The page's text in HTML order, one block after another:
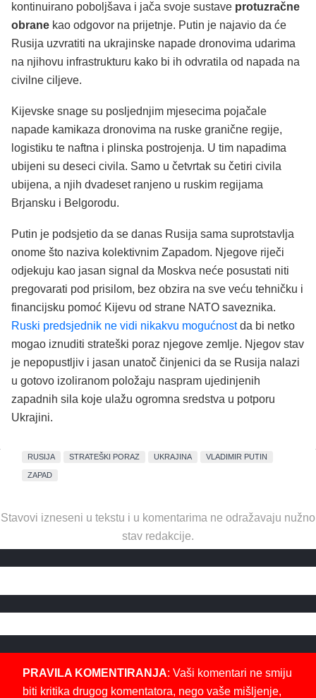
kontinuirano poboljšava i jača svoje sustave protuzračne
obrane kao odgovor na prijetnje. Putin je najavio da će
Rusija uzvratiti na ukrajinske napade dronovima udarima
na njihovu infrastrukturu kako bi ih odvratila od napada na
civilne ciljeve.
Kijevske snage su posljednjim mjesecima pojačale
napade kamikaza dronovima na ruske granične regije,
logistiku te naftna i plinska postrojenja. U tim napadima
ubijeni su deseci civila. Samo u četvrtak su četiri civila
ubijena, a njih dvadeset ranjeno u ruskim regijama
Brjansku i Belgorodu.
Putin je podsjetio da se danas Rusija sama suprotstavlja
onome što naziva kolektivnim Zapadom. Njegove riječi
odjekuju kao jasan signal da Moskva neće posustati niti
pregovarati pod prisilom, bez obzira na sve veću tehničku i
financijsku pomoć Kijevu od strane NATO saveznika.
Ruski predsjednik ne vidi nikakvu mogućnostda bi netko
mogao iznuditi strateški poraz njegove zemlje. Njegov stav
je nepopustljiv i jasan unatoč činjenici da se Rusija nalazi
u gotovo izoliranom položaju naspram ujedinjenih
zapadnih sila koje ulažu ogromna sredstva u potporu
Ukrajini.
RUSIJA STRATEŠKI PORAZ UKRAJINA VLADIMIR PUTIN
ZAPAD
Stavovi izneseni u tekstu i u komentarima ne odražavaju nužno
stav redakcije.
PRAVILA KOMENTIRANJA: Vaši komentari ne smiju
biti kritika drugog komentatora, nego vaše mišljenje,